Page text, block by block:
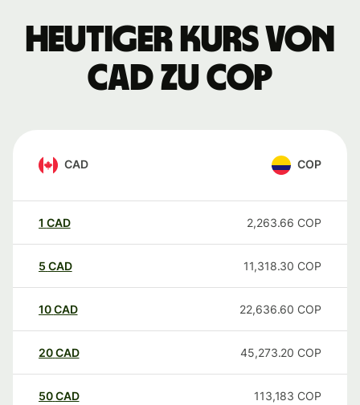
Heutiger Kurs von
CAD zu COP
CAD COP
1 CAD 2,263.66 COP
5 CAD 11,318.30 COP
10CAD 22,636.60 COP
20CAD 45,273.20 COP
50CAD 113,183 COP